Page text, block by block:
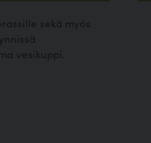
sekä myös
vesikuppi.